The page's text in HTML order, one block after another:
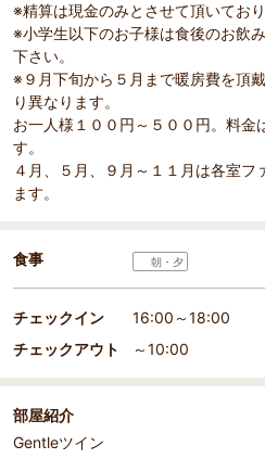
※精算は現金のみとさせて頂いてお
※小学生以下のお子様は食後のお飲
下さい。
※９月下旬から５月まで暖房費を頂
り異なります。
お一人様１００円～５００円。料金
す。
４月、５月、９月～１１月は各室フ
ます。
食事 朝・夕
チェックイン
16:00～18:00
チェックアウト
～10:00
部屋紹介
Gentleツイン